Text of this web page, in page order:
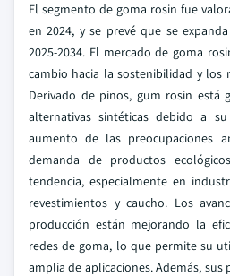
El segmento de goma rosin fue
en 2024, y se prevé que se
2025-2034. El mercado de goma
cambio hacia la sostenibilidad y los
Derivado de pinos, gum rosin está
alternativas sintéticas debido a
aumento de las preocupaciones
demanda de productos
tendencia, especialmente en
revestimientos y caucho. Los
producción están mejorando la
redes de goma, lo que permite su
amplia de aplicaciones. Además, sus